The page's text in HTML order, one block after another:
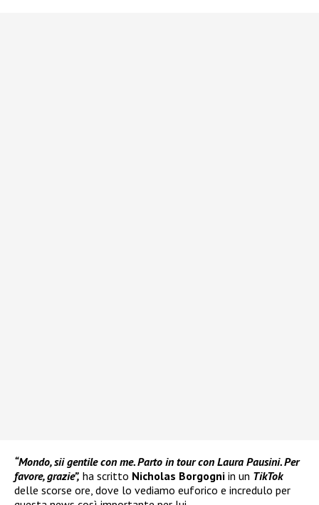
“Mondo, sii gentile con me. Parto in tour con Laura Pausini. Per
favore, grazie”, ha scritto Nicholas Borgogni in un TikTok
delle scorse ore, dove lo vediamo euforico e incredulo per